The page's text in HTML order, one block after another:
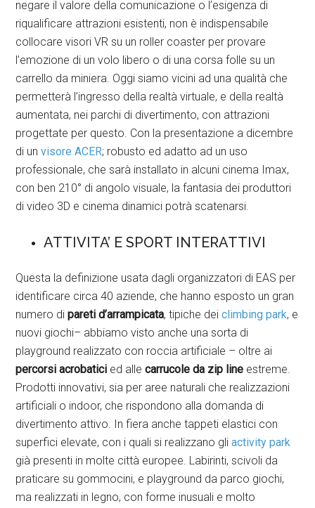
negare il valore della comunicazione o l’esigenza di
riqualificare attrazioni esistenti, non è indispensabile
collocare visori VR su un roller coaster per provare
l’emozione di un volo libero o di una corsa folle su un
carrello da miniera. Oggi siamo vicini ad una qualità che
permetterà l’ingresso della realtà virtuale, e della realtà
aumentata, nei parchi di divertimento, con attrazioni
progettate per questo. Con la presentazione a dicembre
di unvisore ACER; robusto ed adatto ad un uso
professionale, che sarà installato in alcuni cinema Imax,
con ben 210° di angolo visuale, la fantasia dei produttori
di video 3D e cinema dinamici potrà scatenarsi.
ATTIVITA’ E SPORT INTERATTIVI
Questa la definizione usata dagli organizzatori di EAS per
identificare circa 40 aziende, che hanno esposto un gran
numero dipareti d’arrampicata, tipiche deiclimbing park, e
nuovi giochi– abbiamo visto anche una sorta di
playground realizzato con roccia artificiale – oltre ai
percorsi acrobatici ed allecarrucole da zip line estreme.
Prodotti innovativi, sia per aree naturali che realizzazioni
artificiali o indoor, che rispondono alla domanda di
divertimento attivo. In fiera anche tappeti elastici con
superfici elevate, con i quali si realizzano gliactivity park
già presenti in molte città europee. Labirinti, scivoli da
praticare su gommocini, e playground da parco giochi,
ma realizzati in legno, con forme inusuali e molto